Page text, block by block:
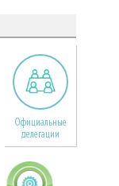
Официальные
делегации